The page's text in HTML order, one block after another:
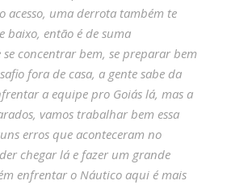
acesso, uma derrota também te
baixo, então é de suma
concentrar bem, se preparar bem
fora de casa, a gente sabe da
a equipe pro Goiás lá, mas a
vamos trabalhar bem essa
erros que aconteceram no
chegar lá e fazer um grande
enfrentar o Náutico aqui é mais